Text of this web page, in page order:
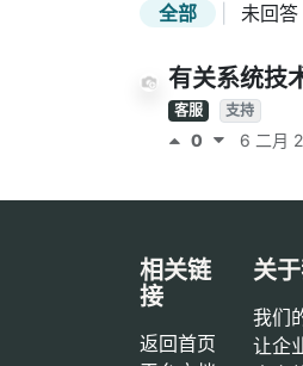
全部 未回答
有关系统技
客服 支持
0 6 二月
相关链
接
返回首页
关
我们
让企